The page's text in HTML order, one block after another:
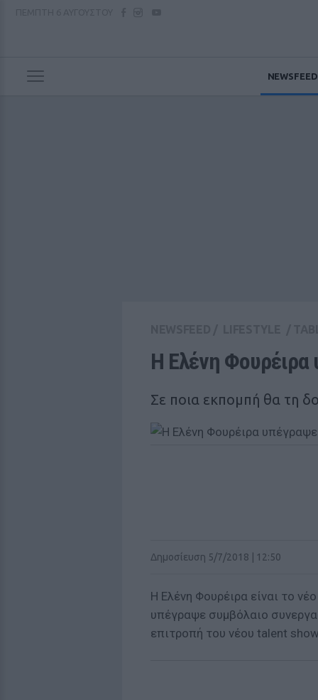
NEWSFEED
Η Ελένη Φουρέιρα
Σε ποια εκπομπή θα τη
Δημοσίευση 5/7/2018 | 12:50
Η Ελένη Φουρέιρα είναι το
υπέγραψε συμβόλαιο
επιτροπή του νέου talent